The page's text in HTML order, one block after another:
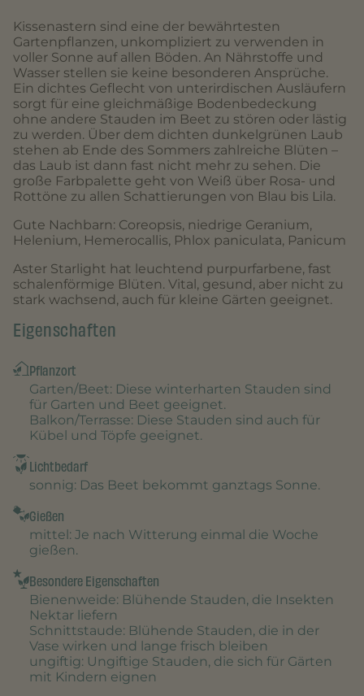
Kissenastern sind eine der bewährtesten
Gartenpflanzen, unkompliziert zu verwenden in
voller Sonne auf allen Böden. An Nährstoffe und
Wasser stellen sie keine besonderen Ansprüche.
Ein dichtes Geflecht von unterirdischen Ausläufern
sorgt für eine gleichmäßige Bodenbedeckung
ohne andere Stauden im Beet zu stören oder lästig
zu werden. Über dem dichten dunkelgrünen Laub
stehen ab Ende des Sommers zahlreiche Blüten –
das Laub ist dann fast nicht mehr zu sehen. Die
große Farbpalette geht von Weiß über Rosa- und
Rottöne zu allen Schattierungen von Blau bis Lila.
Gute Nachbarn: Coreopsis, niedrige Geranium,
Helenium, Hemerocallis, Phlox paniculata, Panicum
Aster Starlight hat leuchtend purpurfarbene, fast
schalenförmige Blüten. Vital, gesund, aber nicht zu
stark wachsend, auch für kleine Gärten geeignet.
Eigenschaften
Pflanzort
Garten/Beet: Diese winterharten Stauden sind
für Garten und Beet geeignet.
Balkon/Terrasse: Diese Stauden sind auch für
Kübel und Töpfe geeignet.
Lichtbedarf
sonnig: Das Beet bekommt ganztags Sonne.
Gießen
mittel: Je nach Witterung einmal die Woche
gießen.
Besondere Eigenschaften
Bienenweide: Blühende Stauden, die Insekten
Nektar liefern
Schnittstaude: Blühende Stauden, die in der
Vase wirken und lange frisch bleiben
ungiftig: Ungiftige Stauden, die sich für Gärten
mit Kindern eignen